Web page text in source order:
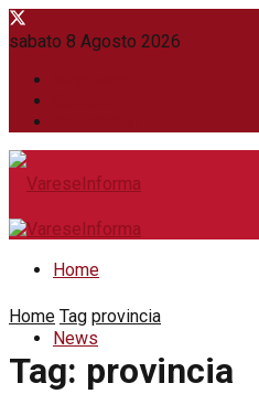
sabato 8 Agosto 2026
Home
News
Home Tag provincia
Tag: provincia